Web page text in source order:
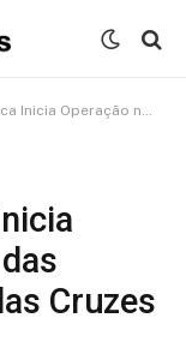
das Orquídeas em Mogi das Cruzes Após um
Cruzes